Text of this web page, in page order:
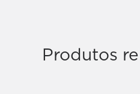
Produtos